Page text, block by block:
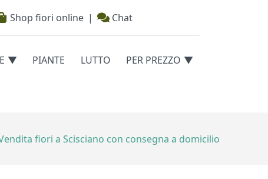
Shop fiori online | Chat
PIANTE LUTTO PER PREZZO
fiori a Scisciano con consegna a domicilio